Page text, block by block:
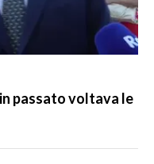
passato voltava le